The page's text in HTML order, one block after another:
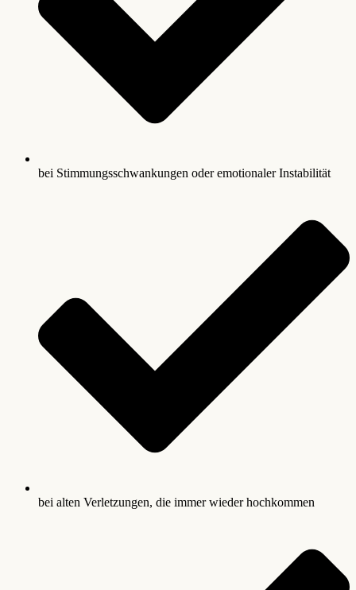
bei Stimmungsschwankungen oder emotionaler Instabilität
bei alten Verletzungen, die immer wieder hochkommen